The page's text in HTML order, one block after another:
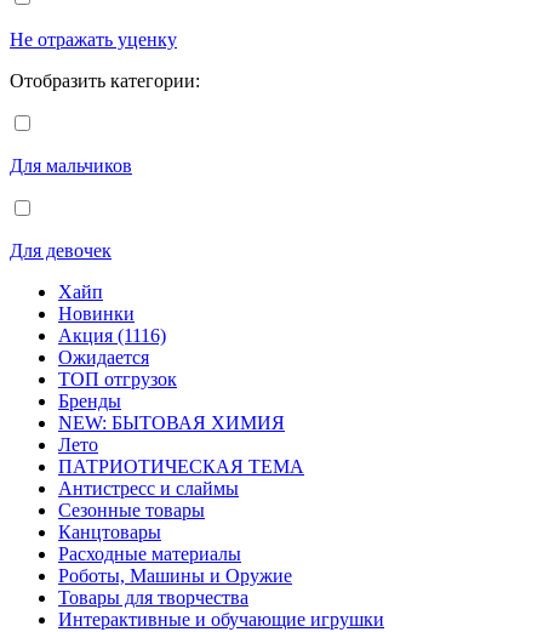
Не отражать уценку
Отобразить категории:
Для мальчиков
Для девочек
Хайп
Новинки
Акция (1116)
Ожидается
ТОП отгрузок
Бренды
NEW: БЫТОВАЯ ХИМИЯ
Лето
ПАТРИОТИЧЕСКАЯ ТЕМА
Антистресс и слаймы
Сезонные товары
Канцтовары
Расходные материалы
Роботы, Машины и Оружие
Товары для творчества
Интерактивные и обучающие игрушки